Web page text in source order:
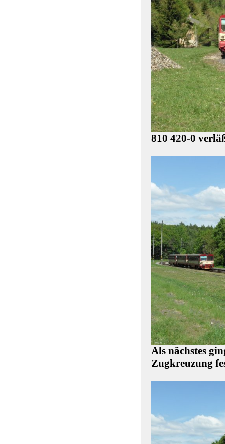
810 420-0
Als nächstes
Zugkreuzung